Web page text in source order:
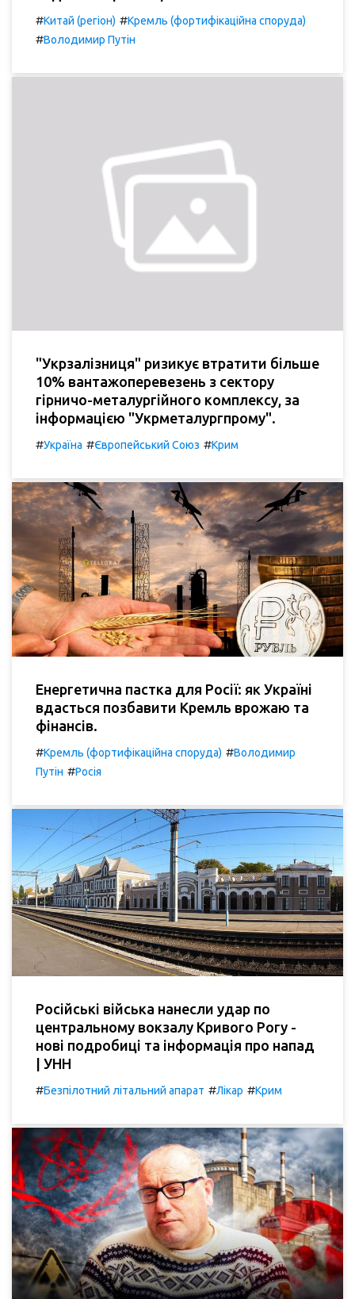
#Китай (регіон) #Кремль (фортифікаційна споруда)
#Володимир Путін
"Укрзалізниця" ризикує втратити більше
10% вантажоперевезень з сектору
гірничо-металургійного комплексу, за
інформацією "Укрметалургпрому".
#Україна #Європейський Союз #Крим
Енергетична пастка для Росії: як Україні
вдасться позбавити Кремль врожаю та
фінансів.
#Кремль (фортифікаційна споруда) #Володимир
Путін #Росія
Російські війська нанесли удар по
центральному вокзалу Кривого Рогу -
нові подробиці та інформація про напад
| УНН
#Безпілотний літальний апарат #Лікар #Крим